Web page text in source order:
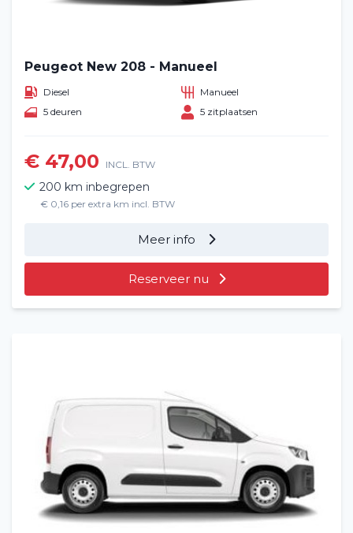
Peugeot New 208 - Manueel
Diesel
Manueel
5 deuren
5 zitplaatsen
€ 47,00 INCL. BTW
200 km inbegrepen
€ 0,16 per extra km incl. BTW
Meer info
Reserveer nu